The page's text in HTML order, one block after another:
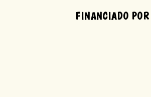
FINANCIADO POR